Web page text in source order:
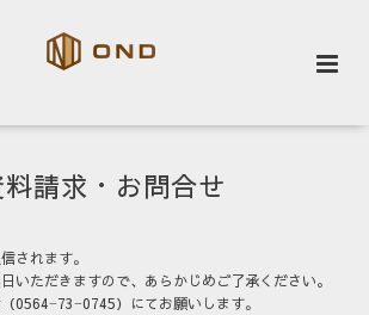
請求・お問合せ
されます。
いただきますので、あらかじめご了承ください。
0564−73−0745）にてお願いします。